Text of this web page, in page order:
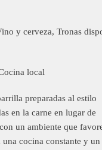
y cerveza, Tronas
local
preparadas al estilo
en la carne en lugar de
un ambiente que
cocina constante y un